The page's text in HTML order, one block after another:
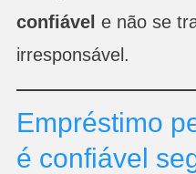
confiável e não se
irresponsável.
Empréstimo
é confiável